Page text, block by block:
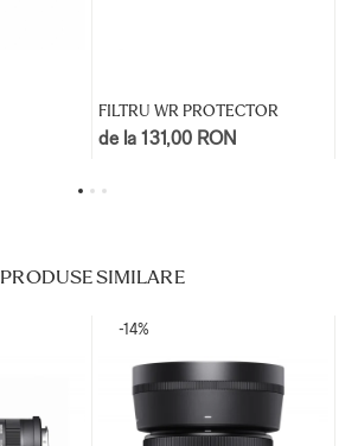
FILTRU WR PROTECTOR
de la 131,00 RON
PRODUSE SIMILARE
-14%